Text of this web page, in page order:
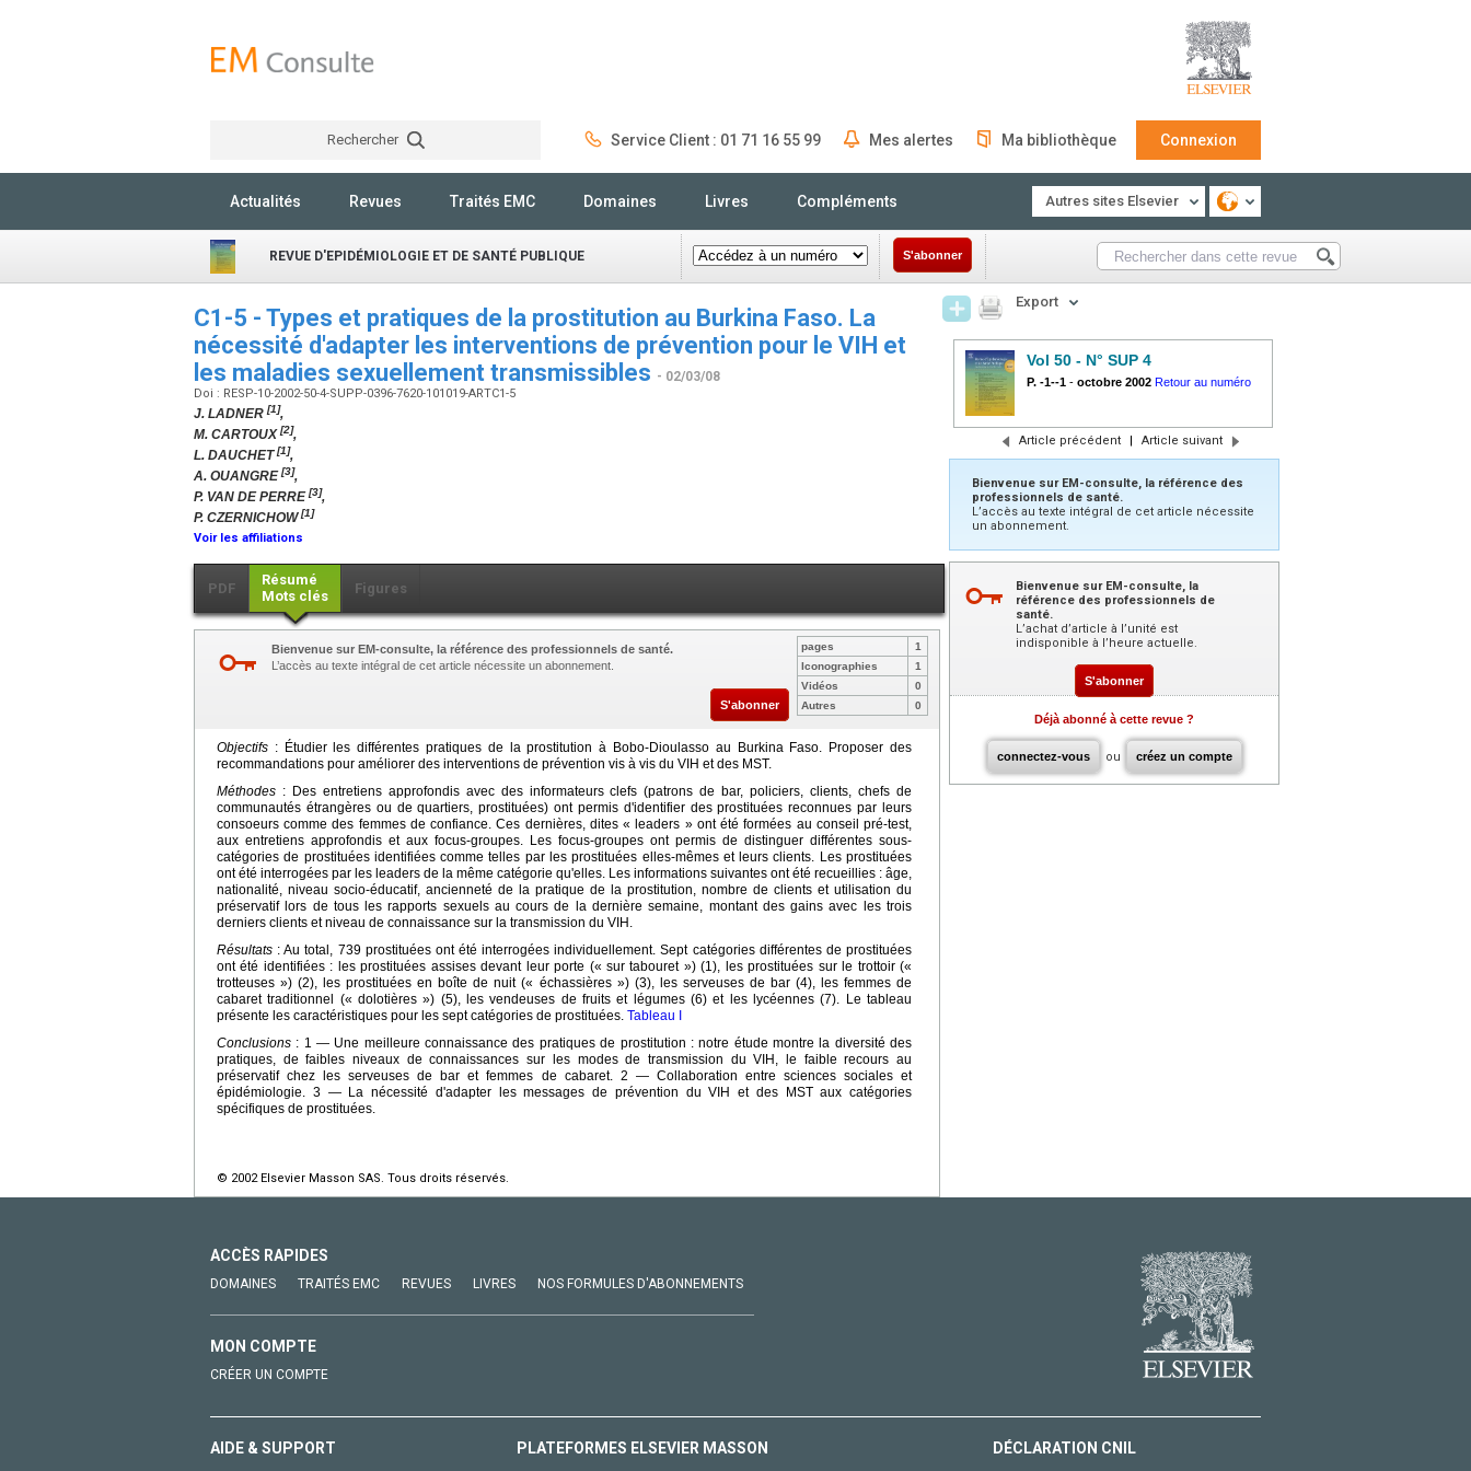
Rechercher Service Client : 01 71 16 55 99 Mes alertes Ma bibliothèque Connexion
Actualités Revues Traités EMC Domaines Livres Compléments Autres sites Elsevier
REVUE D'EPIDÉMIOLOGIE ET DE SANTÉ PUBLIQUE S'abonner
C1-5 - Types et pratiques de la prostitution au Burkina Faso. La
nécessité d'adapter les interventions de prévention pour le VIH et
les maladies sexuellement transmissibles - 02/03/08
Doi : RESP-10-2002-50-4-SUPP-0396-7620-101019-ARTC1-5
J. LADNER [1],
M. CARTOUX[2],
L. DAUCHET[1],
A. OUANGRE[3],
P. VAN DE PERRE[3],
P. CZERNICHOW[1]
Voir les affiliations
PDF
Résumé
Mots clés
Figures
Bienvenue sur EM-consulte, la référence des professionnels de santé.
L’accès au texte intégral de cet article nécessite un abonnement.
S'abonner
pages
1
Iconographies
1
Vidéos
0
Autres
0
Objectifs : Étudier les différentes pratiques de la prostitution à Bobo-Dioulasso au Burkina Faso. Proposer des
recommandations pour améliorer des interventions de prévention vis à vis du VIH et des MST.
Méthodes : Des entretiens approfondis avec des informateurs clefs (patrons de bar, policiers, clients, chefs de
communautés étrangères ou de quartiers, prostituées) ont permis d'identifier des prostituées reconnues par leurs
consoeurs comme des femmes de confiance. Ces dernières, dites « leaders » ont été formées au conseil pré-test,
aux entretiens approfondis et aux focus-groupes. Les focus-groupes ont permis de distinguer différentes sous-
catégories de prostituées identifiées comme telles par les prostituées elles-mêmes et leurs clients. Les prostituées
ont été interrogées par les leaders de la même catégorie qu'elles. Les informations suivantes ont été recueillies : âge,
nationalité, niveau socio-éducatif, ancienneté de la pratique de la prostitution, nombre de clients et utilisation du
préservatif lors de tous les rapports sexuels au cours de la dernière semaine, montant des gains avec les trois
derniers clients et niveau de connaissance sur la transmission du VIH.
Résultats : Au total, 739 prostituées ont été interrogées individuellement. Sept catégories différentes de prostituées
ont été identifiées : les prostituées assises devant leur porte (« sur tabouret ») (1), les prostituées sur le trottoir («
trotteuses ») (2), les prostituées en boîte de nuit (« échassières ») (3), les serveuses de bar (4), les femmes de
cabaret traditionnel (« dolotières ») (5), les vendeuses de fruits et légumes (6) et les lycéennes (7). Le tableau
présente les caractéristiques pour les sept catégories de prostituées. Tableau I
Conclusions : 1 — Une meilleure connaissance des pratiques de prostitution : notre étude montre la diversité des
pratiques, de faibles niveaux de connaissances sur les modes de transmission du VIH, le faible recours au
préservatif chez les serveuses de bar et femmes de cabaret. 2 — Collaboration entre sciences sociales et
épidémiologie. 3 — La nécessité d'adapter les messages de prévention du VIH et des MST aux catégories
spécifiques de prostituées.
© 2002 Elsevier Masson SAS. Tous droits réservés.
Export
Vol 50 - N° SUP 4
P. -1--1 - octobre 2002 Retour au numéro
Article précédent | Article suivant
Bienvenue sur EM-consulte, la référence des
professionnels de santé.
L’accès au texte intégral de cet article nécessite
un abonnement.
Bienvenue sur EM-consulte, la
référence des professionnels de
santé.
L’achat d’article à l’unité est
indisponible à l’heure actuelle.
S'abonner
Déjà abonné à cette revue ?
connectez-vous ou créez un compte
ACCÈS RAPIDES
DOMAINES TRAITÉS EMC REVUES LIVRES NOS FORMULES D'ABONNEMENTS
MON COMPTE
CRÉER UN COMPTE
AIDE & SUPPORT PLATEFORMES ELSEVIER MASSON
DÉCLARATION CNIL